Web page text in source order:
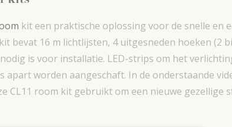
kit een praktische oplossing voor de snelle en
bevat 16 m lichtlijsten, 4 uitgesneden hoeken (2
is voor installatie. LED-strips om het
apart worden aangeschaft. In de onderstaande
CL11 room kit gebruikt om een nieuwe gezellige